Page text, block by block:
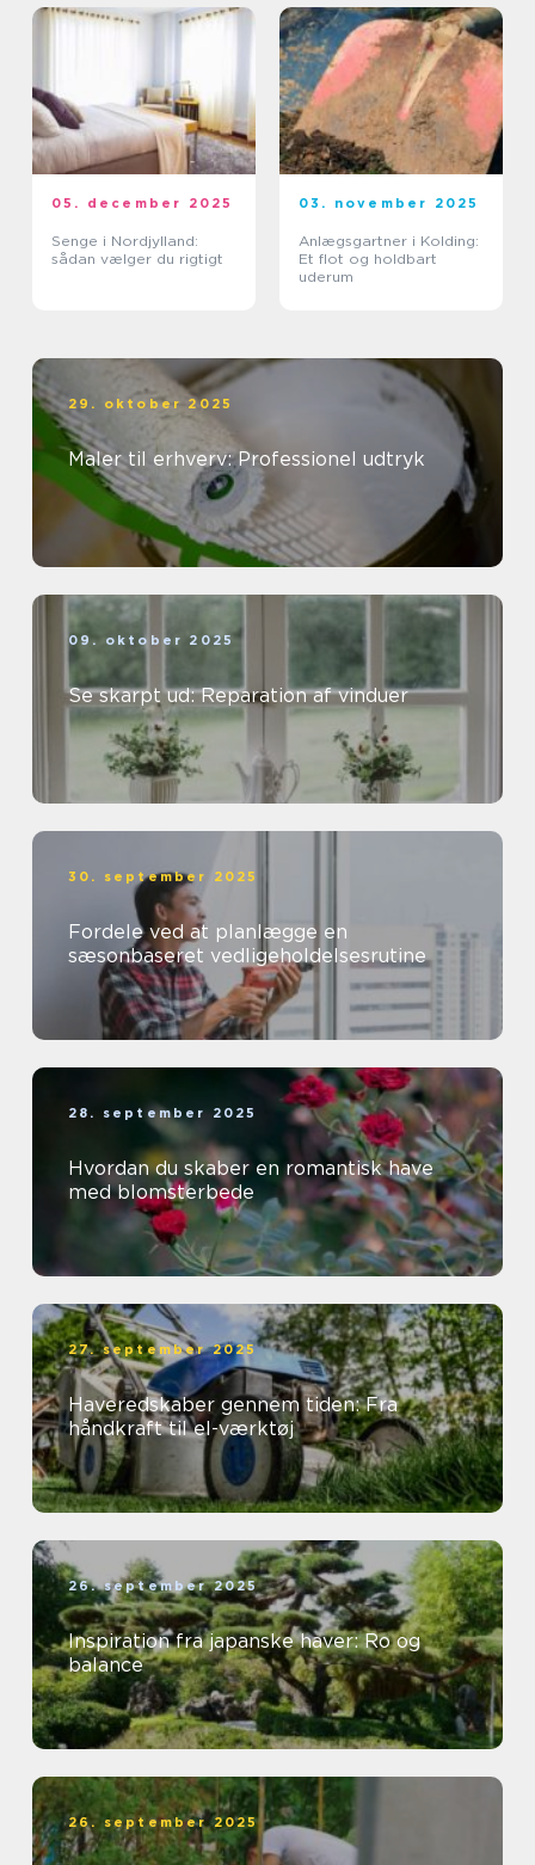
05. december 2025
Senge i Nordjylland:
sådan vælger du rigtigt
03. november 2025
Anlægsgartner i Kolding:
Et flot og holdbart
uderum
29. oktober 2025
Maler til erhverv: Professionel udtryk
09. oktober 2025
Se skarpt ud: Reparation af vinduer
30. september 2025
Fordele ved at planlægge en
sæsonbaseret vedligeholdelsesrutine
28. september 2025
Hvordan du skaber en romantisk have
med blomsterbede
27. september 2025
Haveredskaber gennem tiden: Fra
håndkraft til el-værktøj
26. september 2025
Inspiration fra japanske haver: Ro og
balance
26. september 2025